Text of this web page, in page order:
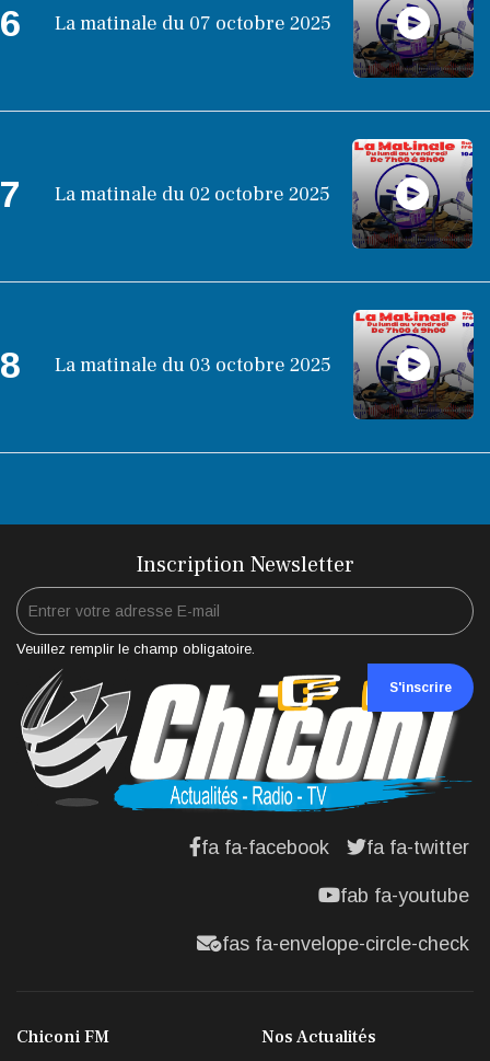
6 La matinale du 07 octobre 2025
7 La matinale du 02 octobre 2025
8 La matinale du 03 octobre 2025
Inscription Newsletter
Veuillez remplir le champ obligatoire.
S'inscrire
fa fa-facebook fa fa-twitter
fab fa-youtube
fas fa-envelope-circle-check
Chiconi FM Nos Actualités